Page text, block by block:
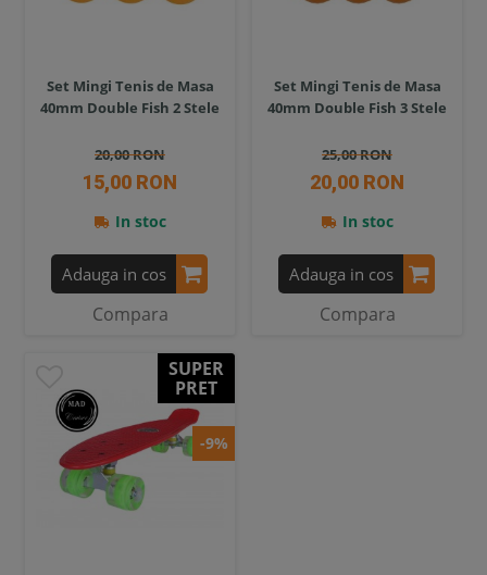
Set Mingi Tenis de Masa
40mm Double Fish 2 Stele
20,00 RON
15,00 RON
In stoc
Adauga in cos
Compara
Set Mingi Tenis de Masa
40mm Double Fish 3 Stele
25,00 RON
20,00 RON
In stoc
Adauga in cos
Compara
SUPER
PRET
-9%